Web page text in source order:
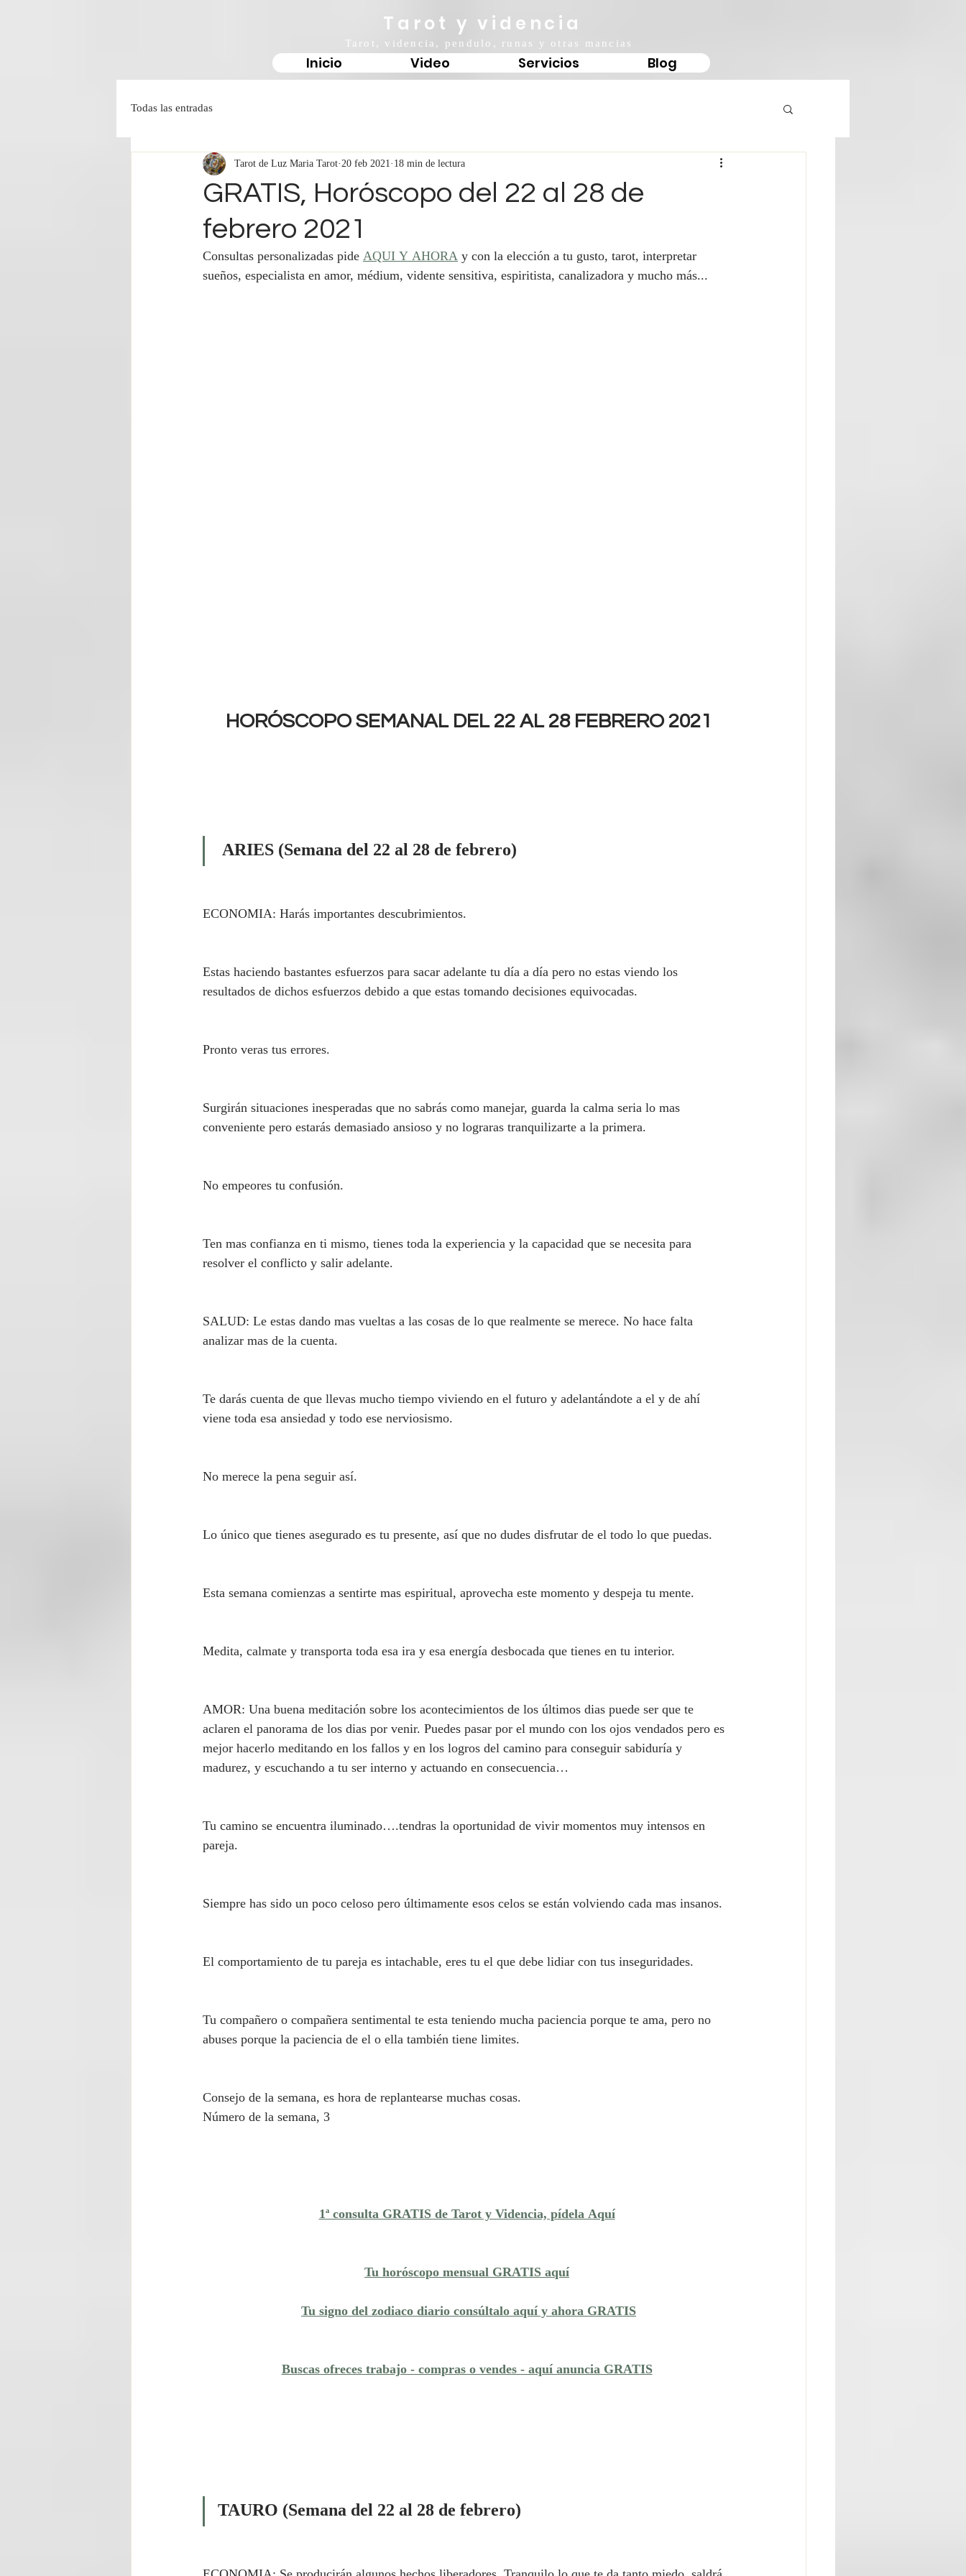
Tarot y videncia
Tarot, videncia, pendulo, runas y otras mancias
Inicio Video Servicios Blog
Todas las entradas
GRATIS, Horóscopo del 22 al 28 de
febrero 2021
Tarot de Luz Maria Tarot20 feb 2021 18 min de lectura
Consultas personalizadas pide AQUI Y AHORA y con la elección a tu gusto, tarot, interpretar
sueños, especialista en amor, médium, vidente sensitiva, espiritista, canalizadora y mucho más...
HORÓSCOPO SEMANAL DEL 22 AL 28 FEBRERO 2021
ARIES (Semana del 22 al 28 de febrero)
ECONOMIA: Harás importantes descubrimientos.
Estas haciendo bastantes esfuerzos para sacar adelante tu día a día pero no estas viendo los
resultados de dichos esfuerzos debido a que estas tomando decisiones equivocadas.
Pronto veras tus errores.
Surgirán situaciones inesperadas que no sabrás como manejar, guarda la calma seria lo mas
conveniente pero estarás demasiado ansioso y no lograras tranquilizarte a la primera.
No empeores tu confusión.
Ten mas confianza en ti mismo, tienes toda la experiencia y la capacidad que se necesita para
resolver el conflicto y salir adelante.
SALUD: Le estas dando mas vueltas a las cosas de lo que realmente se merece. No hace falta
analizar mas de la cuenta.
Te darás cuenta de que llevas mucho tiempo viviendo en el futuro y adelantándote a el y de ahí
viene toda esa ansiedad y todo ese nerviosismo.
No merece la pena seguir así.
Lo único que tienes asegurado es tu presente, así que no dudes disfrutar de el todo lo que puedas.
Esta semana comienzas a sentirte mas espiritual, aprovecha este momento y despeja tu mente.
Medita, calmate y transporta toda esa ira y esa energía desbocada que tienes en tu interior.
AMOR: Una buena meditación sobre los acontecimientos de los últimos dias puede ser que te
aclaren el panorama de los dias por venir. Puedes pasar por el mundo con los ojos vendados pero es
mejor hacerlo meditando en los fallos y en los logros del camino para conseguir sabiduría y
madurez, y escuchando a tu ser interno y actuando en consecuencia…
Tu camino se encuentra iluminado….tendras la oportunidad de vivir momentos muy intensos en
pareja.
Siempre has sido un poco celoso pero últimamente esos celos se están volviendo cada mas insanos.
El comportamiento de tu pareja es intachable, eres tu el que debe lidiar con tus inseguridades.
Tu compañero o compañera sentimental te esta teniendo mucha paciencia porque te ama, pero no
abuses porque la paciencia de el o ella también tiene limites.
Consejo de la semana, es hora de replantearse muchas cosas.
Número de la semana, 3
1ª consulta GRATIS de Tarot y Videncia, pídela Aquí
Tu horóscopo mensual GRATIS aquí
Tu signo del zodiaco diario consúltalo aquí y ahora GRATIS
Buscas ofreces trabajo - compras o vendes - aquí anuncia GRATIS
TAURO (Semana del 22 al 28 de febrero)